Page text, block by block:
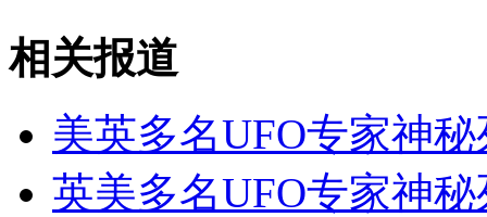
外交部：有关国家言论片面不公正
相关报道
美英多名UFO专家神
英美多名UFO专家神